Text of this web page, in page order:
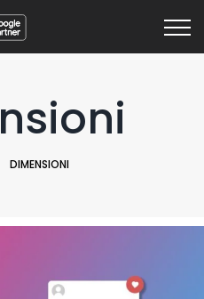
DIMENSIONI